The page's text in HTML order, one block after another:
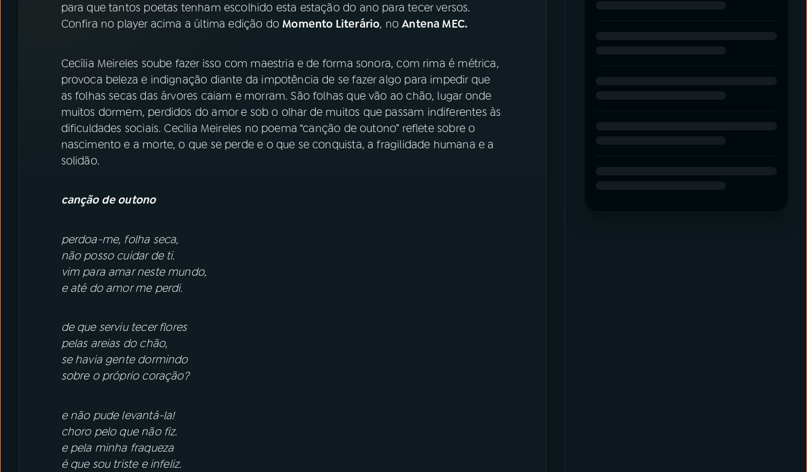
para que tantos poetas tenham escolhido esta estação do ano para tecer versos.
Confira no player acima a última edição do Momento Literário, noAntena MEC.
Cecília Meireles soube fazer isso com maestria e de forma sonora, com rima é métrica,
provoca beleza e indignação diante da impotência de se fazer algo para impedir que
as folhas secas das árvores caiam e morram. São folhas que vão ao chão, lugar onde
muitos dormem, perdidos do amor e sob o olhar de muitos que passam indiferentes às
dificuldades sociais. Cecília Meireles no poema “canção de outono” reflete sobre o
nascimento e a morte, o que se perde e o que se conquista, a fragilidade humana e a
solidão.
canção de outono
perdoa-me, folha seca,
não posso cuidar de ti.
vim para amar neste mundo,
e até do amor me perdi.
de que serviu tecer flores
pelas areias do chão,
se havia gente dormindo
sobre o próprio coração?
e não pude levantá-la!
choro pelo que não fiz.
e pela minha fraqueza
é que sou triste e infeliz.